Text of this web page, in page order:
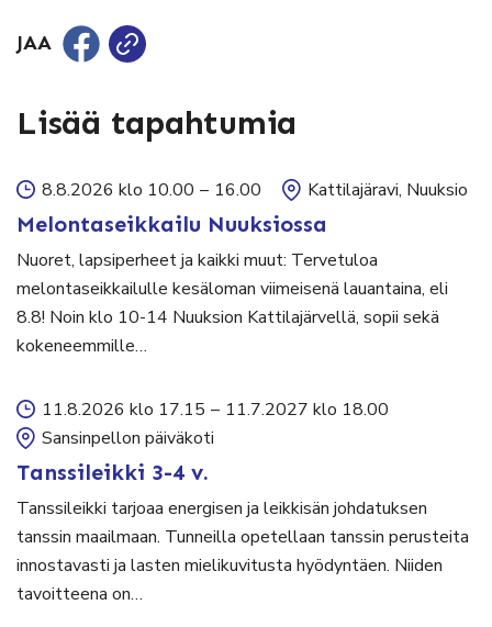
JAA
Lisää tapahtumia
8.8.2026 klo 10.00 – 16.00 Kattilajäravi, Nuuksio
Melontaseikkailu Nuuksiossa
Nuoret, lapsiperheet ja kaikki muut: Tervetuloa
melontaseikkailulle kesäloman viimeisenä lauantaina, eli
8.8! Noin klo 10-14 Nuuksion Kattilajärvellä, sopii sekä
kokeneemmille…
11.8.2026 klo 17.15 – 11.7.2027 klo 18.00
Sansinpellon päiväkoti
Tanssileikki 3-4 v.
Tanssileikki tarjoaa energisen ja leikkisän johdatuksen
tanssin maailmaan. Tunneilla opetellaan tanssin perusteita
innostavasti ja lasten mielikuvitusta hyödyntäen. Niiden
tavoitteena on…